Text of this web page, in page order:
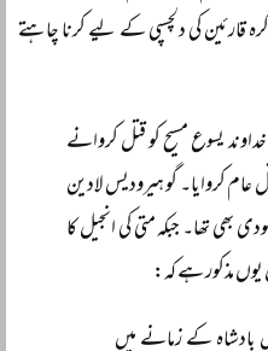
کی دلچسپی کے لیے کرنا چاہتے
نے خداوند یسوع مسیح کو قتل کروانے
کروایا۔ گو ہیرودیس لادین
بھی تھا۔ جبکہ متی کی انجیل کا
مذکور ہے کہ:
بادشاہ کے زمانے میں